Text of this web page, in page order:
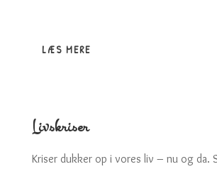
LÆS MERE
Livskriser
Kriser dukker op i vores liv – nu og da.